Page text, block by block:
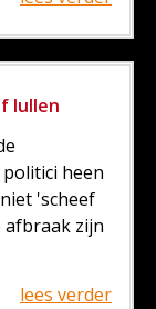
lullen
heen
'scheef
afbraak zijn
lees verder